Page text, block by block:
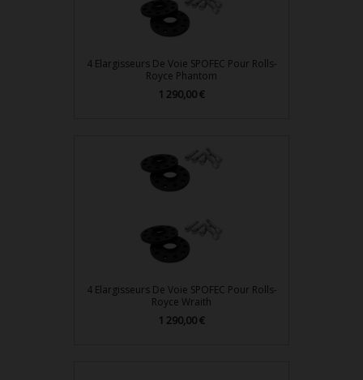
4 Elargisseurs De Voie SPOFEC Pour Rolls-
Royce Phantom
Prix
1 290,00 €
4 Elargisseurs De Voie SPOFEC Pour Rolls-
Royce Wraith
Prix
1 290,00 €